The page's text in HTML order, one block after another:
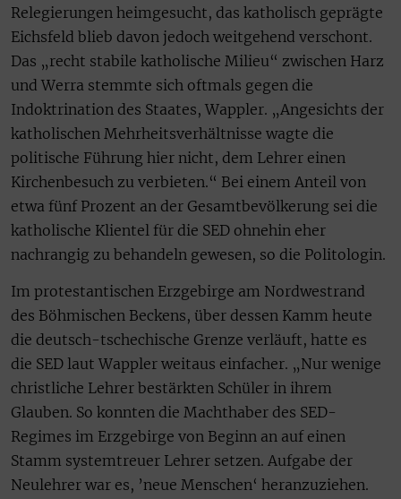
Relegierungen heimgesucht, das katholisch geprägte
Eichsfeld blieb davon jedoch weitgehend verschont.
Das „recht stabile katholische Milieu“ zwischen Harz
und Werra stemmte sich oftmals gegen die
Indoktrination des Staates, Wappler. „Angesichts der
katholischen Mehrheitsverhältnisse wagte die
politische Führung hier nicht, dem Lehrer einen
Kirchenbesuch zu verbieten.“ Bei einem Anteil von
etwa fünf Prozent an der Gesamtbevölkerung sei die
katholische Klientel für die SED ohnehin eher
nachrangig zu behandeln gewesen, so die Politologin.
Im protestantischen Erzgebirge am Nordwestrand
des Böhmischen Beckens, über dessen Kamm heute
die deutsch-tschechische Grenze verläuft, hatte es
die SED laut Wappler weitaus einfacher. „Nur wenige
christliche Lehrer bestärkten Schüler in ihrem
Glauben. So konnten die Machthaber des SED-
Regimes im Erzgebirge von Beginn an auf einen
Stamm systemtreuer Lehrer setzen. Aufgabe der
Neulehrer war es, ’neue Menschen‘ heranzuziehen.